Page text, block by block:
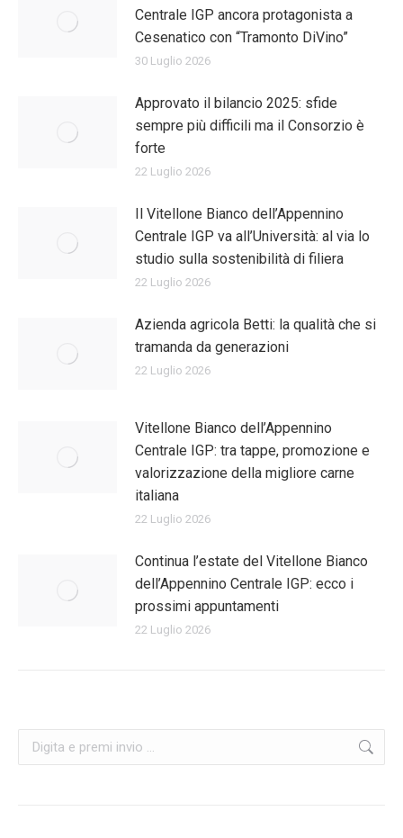
Centrale IGP ancora protagonista a
Cesenatico con “Tramonto DiVino”
30 Luglio 2026
Approvato il bilancio 2025: sfide
sempre più difficili ma il Consorzio è
forte
22 Luglio 2026
Il Vitellone Bianco dell’Appennino
Centrale IGP va all’Università: al via lo
studio sulla sostenibilità di filiera
22 Luglio 2026
Azienda agricola Betti: la qualità che si
tramanda da generazioni
22 Luglio 2026
Vitellone Bianco dell’Appennino
Centrale IGP: tra tappe, promozione e
valorizzazione della migliore carne
italiana
22 Luglio 2026
Continua l’estate del Vitellone Bianco
dell’Appennino Centrale IGP: ecco i
prossimi appuntamenti
22 Luglio 2026
Cerca: